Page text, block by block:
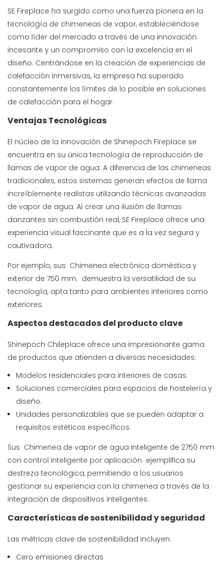
SE Fireplace ha surgido como una fuerza pionera en la
tecnología de chimeneas de vapor, estableciéndose
como líder del mercado a través de una innovación
incesante y un compromiso con la excelencia en el
diseño. Centrándose en la creación de experiencias de
calefacción inmersivas, la empresa ha superado
constantemente los límites de lo posible en soluciones
de calefacción para el hogar.
Ventajas Tecnológicas
El núcleo de la innovación de Shinepoch Fireplace se
encuentra en su única tecnología de reproducción de
llamas de vapor de agua. A diferencia de las chimeneas
tradicionales, estos sistemas generan efectos de llama
increíblemente realistas utilizando técnicas avanzadas
de vapor de agua. Al crear una ilusión de llamas
danzantes sin combustión real, SE Fireplace ofrece una
experiencia visual fascinante que es a la vez segura y
cautivadora.
Por ejemplo, sus Chimenea electrónica doméstica y
exterior de 750 mm. demuestra la versatilidad de su
tecnología, apta tanto para ambientes interiores como
exteriores.
Aspectos destacados del producto clave
Shinepoch Chileplace ofrece una impresionante gama
de productos que atienden a diversas necesidades:
Modelos residenciales para interiores de casas.
Soluciones comerciales para espacios de hostelería y
diseño.
Unidades personalizables que se pueden adaptar a
requisitos estéticos específicos.
Sus Chimenea de vapor de agua inteligente de 2750 mm
con control inteligente por aplicación ejemplifica su
destreza tecnológica, permitiendo a los usuarios
gestionar su experiencia con la chimenea a través de la
integración de dispositivos inteligentes.
Características de sostenibilidad y seguridad
Las métricas clave de sostenibilidad incluyen:
Cero emisiones directas